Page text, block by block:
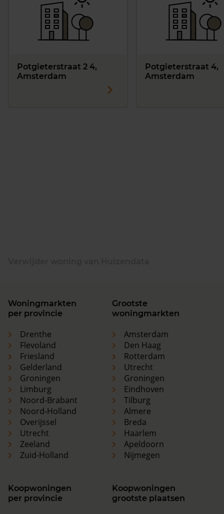
Potgieterstraat 2 4,
Amsterdam
Potgieterstraat 4,
Amsterdam
Woningmarkten
per provincie
Drenthe
Flevoland
Friesland
Gelderland
Groningen
Limburg
Noord-Brabant
Noord-Holland
Overijssel
Utrecht
Zeeland
Zuid-Holland
Grootste
woningmarkten
Amsterdam
Den Haag
Rotterdam
Utrecht
Groningen
Eindhoven
Tilburg
Almere
Breda
Haarlem
Apeldoorn
Nijmegen
Koopwoningen
per provincie
Koopwoningen
grootste plaatsen